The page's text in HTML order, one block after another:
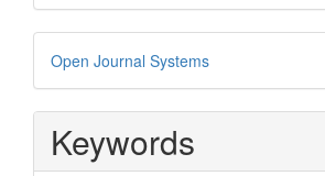
Developed
By
Open Journal Systems
Keywords